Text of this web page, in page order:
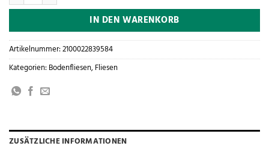
IN DEN WARENKORB
Artikelnummer:2100022839584
Kategorien: Bodenfliesen, Fliesen
ZUSÄTZLICHE INFORMATIONEN